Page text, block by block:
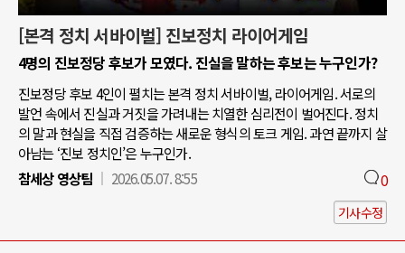
[본격 정치 서바이벌] 진보정치 라이어게임
4명의 진보정당 후보가 모였다. 진실을 말하는 후보는 누구인가?
진보정당 후보 4인이 펼치는 본격 정치 서바이벌, 라이어게임. 서로의
발언 속에서 진실과 거짓을 가려내는 치열한 심리전이 벌어진다. 정치
의 말과 현실을 직접 검증하는 새로운 형식의 토크 게임. 과연 끝까지 살
아남는 ‘진보 정치인’은 누구인가.
참세상 영상팀
2026.05.07. 8:55 0
기사수정